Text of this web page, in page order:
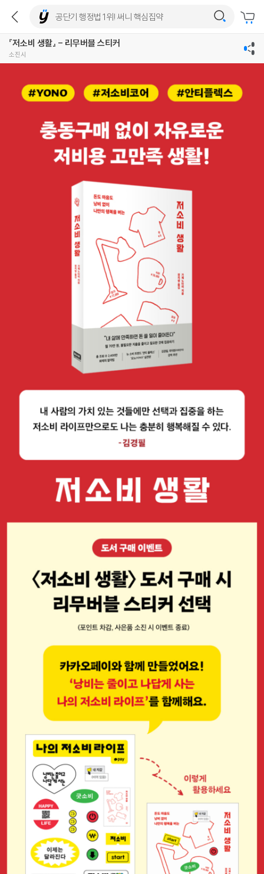
『저소비 생활』 - 리무버블 스티커
소진시